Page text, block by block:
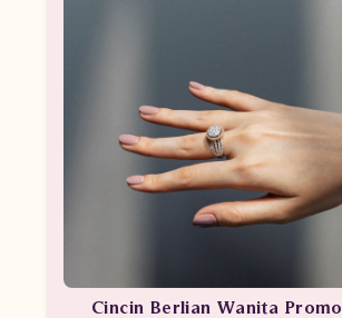
Cincin Berlian Wanita Promo